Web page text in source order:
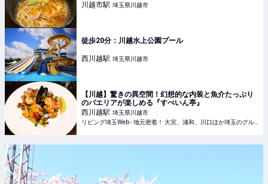
川越市駅 埼玉県川越市
徒歩20分：川越水上公園プール
西川越駅 埼玉県川越市
【川越】驚きの異空間！幻想的な内装と魚介たっぷり
のパエリアが楽しめる『すぺいん亭』
西川越駅 埼玉県川越市